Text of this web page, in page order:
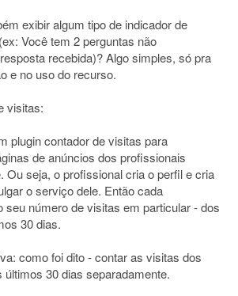
exibir algum tipo de indicador de
Você tem 2 perguntas não
recebida)? Algo simples, só pra
e no uso do recurso.
visitas:
plugin contador de visitas para
de anúncios dos profissionais
Ou seja, o profissional cria o perfil e cria
o serviço dele. Então cada
seu número de visitas em particular - dos
30 dias.
como foi dito - contar as visitas dos
últimos 30 dias separadamente.